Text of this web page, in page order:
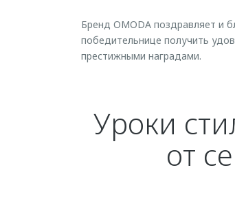
Бренд OMODA поздравляет и
победительнице получить
престижными наградами.
Уроки
от